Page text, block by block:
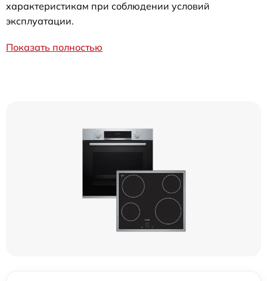
характеристикам при соблюдении условий
эксплуатации.
Показать полностью